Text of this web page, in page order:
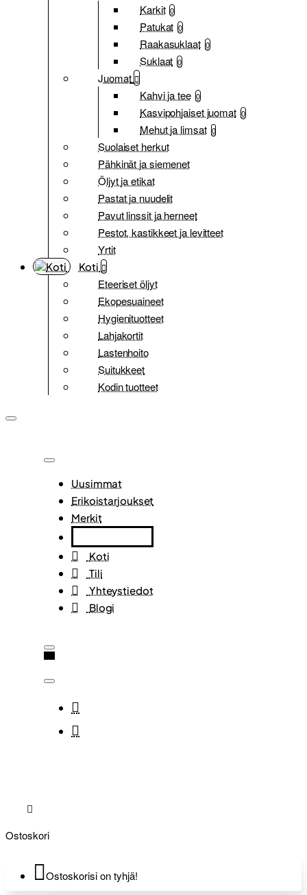
Karkit 0
Patukat 0
Raakasuklaat 0
Suklaat 0
Juomat
Kahvi ja tee 0
Kasvipohjaiset juomat 0
Mehut ja limsat 0
Suolaiset herkut
Pähkinät ja siemenet
Öljyt ja etikat
Pastat ja nuudelit
Pavut linssit ja herneet
Pestot, kastikkeet ja levitteet
Yrtit
Koti
Eteeriset öljyt
Ekopesuaineet
Hygienituotteet
Lahjakortit
Lastenhoito
Suitukkeet
Kodin tuotteet
Uusimmat
Erikoistarjoukset
Merkit
Koti
Tili
Yhteystiedot
Blogi
Ostoskori
Ostoskorisi on tyhjä!